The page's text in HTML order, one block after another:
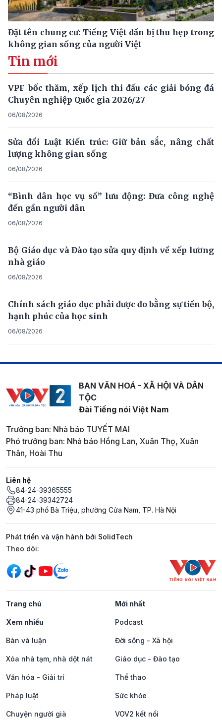
Đặt tên chung cư: Tiếng Việt dần bị thu hẹp trong
không gian sống của người Việt
Tin mới
VPF bốc thăm, xếp lịch thi đấu các giải bóng đá
Chuyên nghiệp Quốc gia 2026/27
06/08/2026
Sửa đổi Luật Kiến trúc: Giữ bản sắc, nâng chất
lượng không gian sống
06/08/2026
“Bình dân học vụ số” lưu động: Đưa công nghệ
đến gần người dân
06/08/2026
Bộ Giáo dục và Đào tạo sửa quy định về xếp lương
nhà giáo
06/08/2026
Chính sách giáo dục phải được đo bằng sự tiến bộ,
hạnh phúc của học sinh
06/08/2026
BAN VĂN HOÁ - XÃ HỘI VÀ DÂN
TỘC
Đài Tiếng nói Việt Nam
Trưởng ban: Nhà báo TUYẾT MAI
Phó trưởng ban: Nhà báo Hồng Lan, Xuân Thọ, Xuân
Thân, Hoài Thu
Liên hệ
84-24-39365555
84-24-39342724
41-43 phố Bà Triệu, phường Cửa Nam, TP. Hà Nội
Phát triển và vận hành bởi SolidTech
Mạng xã hội
Theo dõi:
Trang chủ Mới nhất
Xem nhiều Podcast
Bàn và luận Đời sống - Xã hội
Xóa nhà tạm, nhà dột nát Giáo dục - Đào tạo
Văn hóa - Giải trí Thể thao
Pháp luật Sức khỏe
Chuyện người già VOV2 kết nối